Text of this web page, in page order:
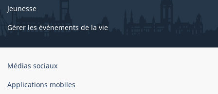
Jeunesse
Gérer les événements de la vie
Organisation
gouvernement
Médias sociaux
Applications mobiles